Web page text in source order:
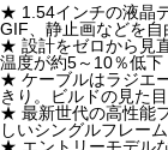
★ 1.54インチの液晶
GIF、静止画などを
★ 設計をゼロから見
温度が約5～10％低下
★ ケーブルはラジエ
きり。ビルドの見た
★ 最新世代の高性能
しいシングルフレー